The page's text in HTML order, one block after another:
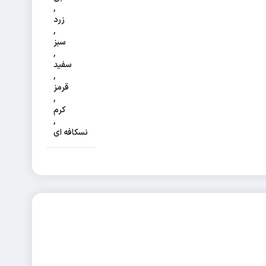
,
زرد
,
سبز
,
سفید
,
قرمز
,
کرم
,
نسکافه ای